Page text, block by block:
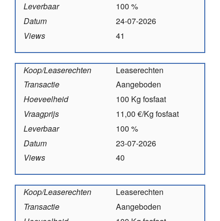
Leverbaar
100 %
Datum
24-07-2026
Views
41
Koop/Leaserechten
Leaserechten
Transactie
Aangeboden
Hoeveelheid
100 Kg fosfaat
Vraagprijs
11,00 €/Kg fosfaat
Leverbaar
100 %
Datum
23-07-2026
Views
40
Koop/Leaserechten
Leaserechten
Transactie
Aangeboden